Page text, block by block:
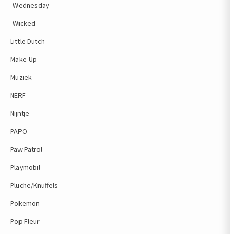
Wednesday
Wicked
Little Dutch
Make-Up
Muziek
NERF
Nijntje
PAPO
Paw Patrol
Playmobil
Pluche/Knuffels
Pokemon
Pop Fleur